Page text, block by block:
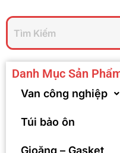
Danh Mục Sản
Van công nghiệp
Túi bảo ôn
Gioăng – Gasket